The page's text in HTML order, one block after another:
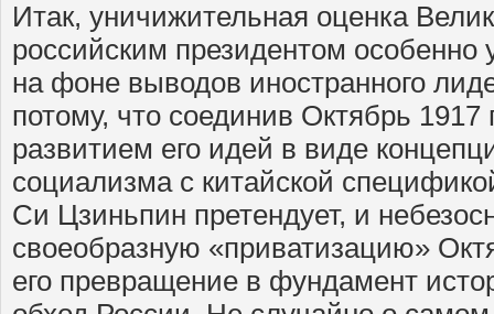
Итак, уничижительная оценка
российским президентом особенно
на фоне выводов иностранного
потому, что соединив Октябрь
развитием его идей в виде
социализма с китайской
Си Цзиньпин претендует, и
своеобразную «приватизацию»
его превращение в фундамент